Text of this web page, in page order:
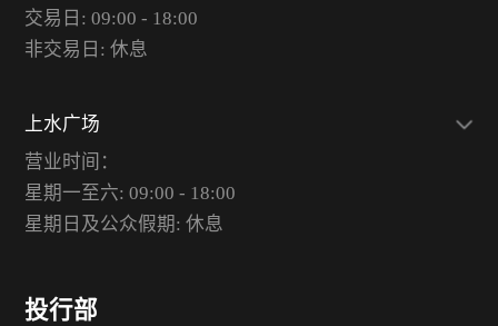
交易日: 09:00 - 18:00
非交易日: 休息
上水广场
营业时间：
星期一至六: 09:00 - 18:00
星期日及公众假期: 休息
投行部